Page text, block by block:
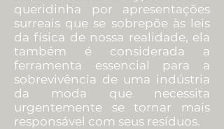
queridinha por apresentações
surreais que se sobrepõe às leis
da física de nossa realidade, ela
também é considerada a
ferramenta essencial para a
sobrevivência de uma indústria
da moda que necessita
urgentemente se tornar mais
responsável com seus resíduos.